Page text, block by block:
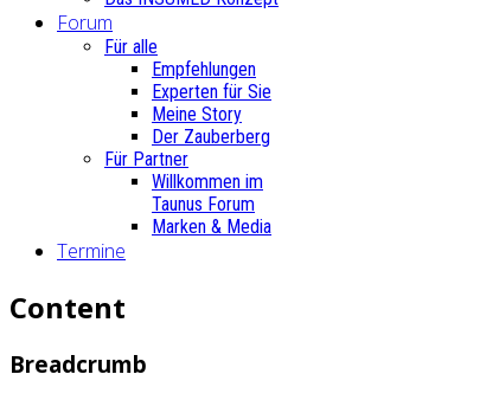
Forum
Für alle
Empfehlungen
Experten für Sie
Meine Story
Der Zauberberg
Für Partner
Willkommen im
Taunus Forum
Marken & Media
Termine
Content
Breadcrumb